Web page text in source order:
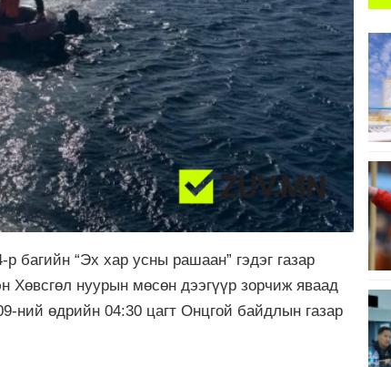
багийн “Эх хар усны рашаан” гэдэг газар
Хөвсгөл нуурын мөсөн дээгүүр зорчиж яваад
ний өдрийн 04:30 цагт Онцгой байдлын газар